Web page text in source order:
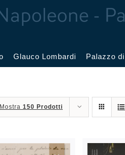
Sala Acquerelli
Sala Affetti
Glauco Lombardi Palazzo
Mostra 150 Prodotti